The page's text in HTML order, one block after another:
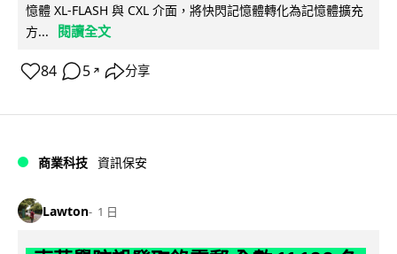
憶體 XL-FLASH 與 CXL 介面，將快閃記憶體轉化為記憶體擴充
方...
閱讀全文
84 5 ↗ 分享
商業科技 資訊保安
Lawton 1 日